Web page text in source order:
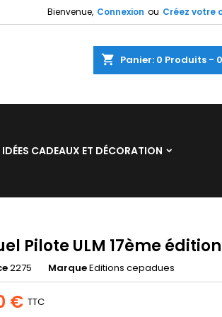
Bienvenue, Connexion ou Créez votre
shopping_cart Panier: 0 Produits -
IDÉES CADEAUX ET DÉCORATION
Pilote ULM 17ème édition
2275 MarqueEditions cepadues
€ TTC